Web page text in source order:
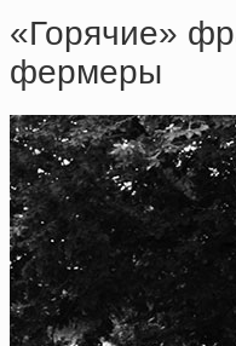
«Горячие»
фермеры